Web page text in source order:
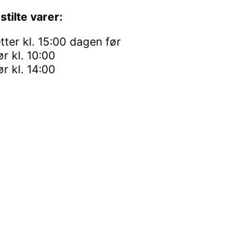
varer:
kl. 15:00 dagen før
kl. 10:00
kl. 14:00